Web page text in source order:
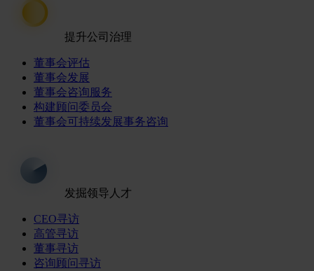
提升公司治理
董事会评估
董事会发展
董事会咨询服务
构建顾问委员会
董事会可持续发展事务咨询
发掘领导人才
CEO寻访
高管寻访
董事寻访
咨询顾问寻访